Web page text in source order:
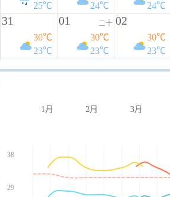
25℃
24℃
24℃
31
30℃
23℃
01 二十
30℃
23℃
02
30℃
23℃
1月 2月 3月
38
29